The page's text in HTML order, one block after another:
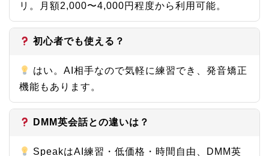
リ。月額2,000〜4,000円程度から利用可能。
初心者でも使える？
はい。AI相手なので気軽に練習でき、発音矯正
機能もあります。
DMM英会話との違いは？
SpeakはAI練習・低価格・時間自由、DMM英